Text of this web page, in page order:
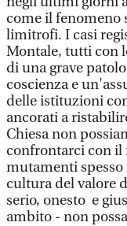
come il fenomeno
limitrofi. I casi
Montale, tutti con
di una grave
coscienza e
delle istituzioni
ancorati a
Chiesa non
confrontarci con il
mutamenti
cultura del valore
serio, onesto e
ambito - non